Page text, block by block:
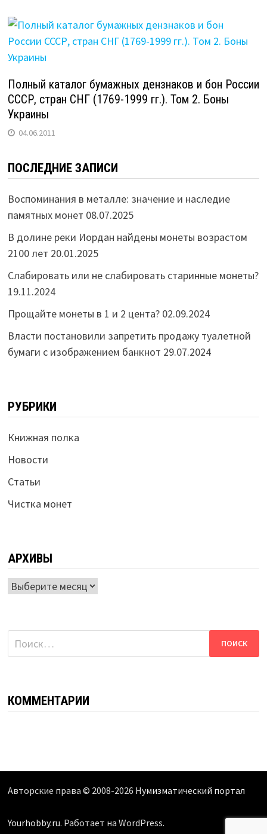
Полный каталог бумажных дензнаков и бон России
СССР, стран СНГ (1769-1999 гг.). Том 2. Боны
Украины
04.06.2011
ПОСЛЕДНИЕ ЗАПИСИ
Воспоминания в металле: значение и наследие
памятных монет 08.07.2025
В долине реки Иордан найдены монеты возрастом
2100 лет 20.01.2025
Слабировать или не слабировать старинные монеты?
19.11.2024
Прощайте монеты в 1 и 2 цента? 02.09.2024
Власти постановили запретить продажу туалетной
бумаги с изображением банкнот 29.07.2024
РУБРИКИ
Книжная полка
Новости
Статьи
Чистка монет
АРХИВЫ
Архивы
Найти:
КОММЕНТАРИИ
Авторские права © 2008-2026 Нумизматический портал
Yourhobby.ru. Работает на WordPress.